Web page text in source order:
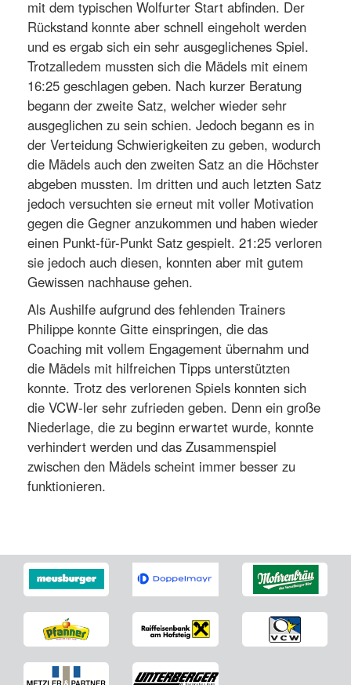
mit dem typischen Wolfurter Start abfinden. Der
Rückstand konnte aber schnell eingeholt werden
und es ergab sich ein sehr ausgeglichenes Spiel.
Trotzalledem mussten sich die Mädels mit einem
16:25 geschlagen geben. Nach kurzer Beratung
begann der zweite Satz, welcher wieder sehr
ausgeglichen zu sein schien. Jedoch begann es in
der Verteidung Schwierigkeiten zu geben, wodurch
die Mädels auch den zweiten Satz an die Höchster
abgeben mussten. Im dritten und auch letzten Satz
jedoch versuchten sie erneut mit voller Motivation
gegen die Gegner anzukommen und haben wieder
einen Punkt-für-Punkt Satz gespielt. 21:25 verloren
sie jedoch auch diesen, konnten aber mit gutem
Gewissen nachhause gehen.
Als Aushilfe aufgrund des fehlenden Trainers
Philippe konnte Gitte einspringen, die das
Coaching mit vollem Engagement übernahm und
die Mädels mit hilfreichen Tipps unterstützten
konnte. Trotz des verlorenen Spiels konnten sich
die VCW-ler sehr zufrieden geben. Denn ein große
Niederlage, die zu beginn erwartet wurde, konnte
verhindert werden und das Zusammenspiel
zwischen den Mädels scheint immer besser zu
funktionieren.